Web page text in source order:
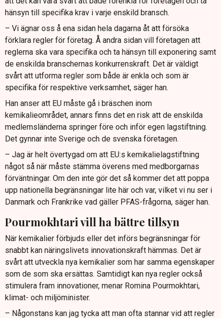
hänsyn till specifika krav i varje enskild bransch.
– Vi ägnar oss å ena sidan hela dagarna åt att försöka
förklara regler för företag. Å andra sidan vill företagen att
reglerna ska vara specifika och ta hänsyn till exponering samt
de enskilda branschernas konkurrenskraft. Det är väldigt
svårt att utforma regler som både är enkla och som är
specifika för respektive verksamhet, säger han.
Han anser att EU måste gå i bräschen inom
kemikalieområdet, annars finns det en risk att de enskilda
medlemsländerna springer före och inför egen lagstiftning.
Det gynnar inte Sverige och de svenska företagen.
– Jag är helt övertygad om att EU:s kemikalielagstiftning
något så när måste stämma överens med medborgarnas
förväntningar. Om den inte gör det så kommer det att poppa
upp nationella begränsningar lite här och var, vilket vi nu ser i
Danmark och Frankrike vad gäller PFAS-frågorna, säger han.
Pourmokhtari vill ha bättre tillsyn
När kemikalier förbjuds eller det införs begränsningar för
snabbt kan näringslivets innovationskraft hämmas. Det är
svårt att utveckla nya kemikalier som har samma egenskaper
som de som ska ersättas. Samtidigt kan nya regler också
stimulera fram innovationer, menar Romina Pourmokhtari,
klimat- och miljöminister.
– Någonstans kan jag tycka att man ofta stannar vid att regler